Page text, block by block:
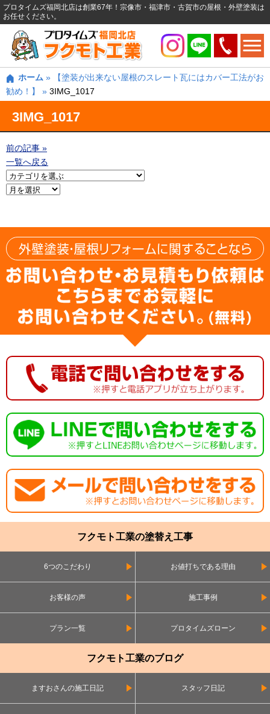
プロタイムズ福岡北店は創業67年！宗像市・福津市・古賀市の屋根・外壁塗装は
お任せください。
ホーム »
【塗装が出来ない屋根のスレート瓦にはカバー工法がお
勧め！】
» 3IMG_1017
3IMG_1017
前の記事 »
一覧へ戻る
フクモト工業の塗替え工事
6つのこだわり お値打ちである理由
お客様の声 施工事例
プラン一覧 プロタイムズローン
フクモト工業のブログ
ますおさんの施工日記 スタッフ日記